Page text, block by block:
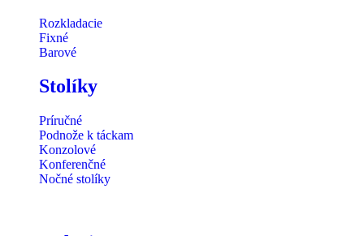
Rozkladacie
Fixné
Barové
Stolíky
Príručné
Podnože k táckam
Konzolové
Konferenčné
Nočné stolíky